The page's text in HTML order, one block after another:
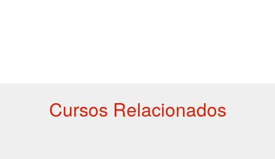
Cursos Relacionados